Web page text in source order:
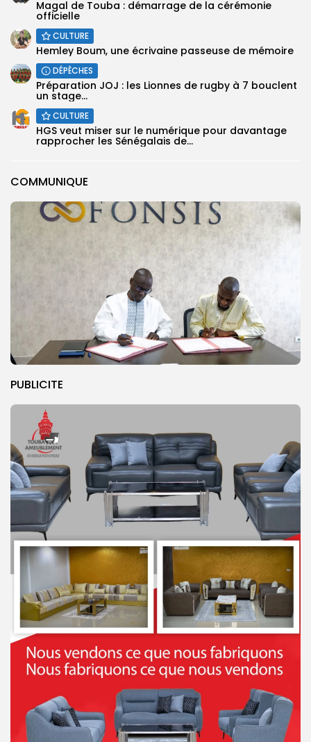
COMMUNIQUE
PUBLICITE
Magal de Touba : démarrage de la cérémonie
officielle
CULTURE
Hemley Boum, une écrivaine passeuse de mémoire
DÉPÊCHES
Préparation JOJ : les Lionnes de rugby à 7 bouclent
un stage...
CULTURE
HGS veut miser sur le numérique pour davantage
rapprocher les Sénégalais de...